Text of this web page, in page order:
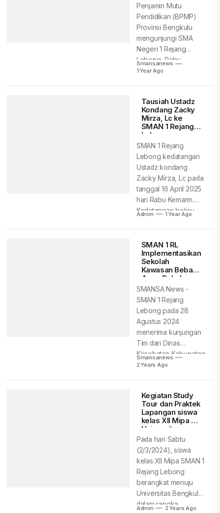
Penjamin Mutu
Pendidikan (BPMP)
Provinsi Bengkulu
mengunjungi SMA
Negeri 1 Rejang
Lebong, Rabu
03/06/2025, dalam
Smansanews
1 Year Ago
Tausiah Ustadz
Kondang Zacky
Mirza, Lc ke
SMAN 1 Rejang
Lebong
SMAN 1 Rejang
Lebong kedatangan
Ustadz kondang
Zacky Mirza, Lc pada
tanggal 16 April 2025
hari Rabu Kemarin.
Kedatangan beliau...
Admin 1 Year Ago
SMAN 1 RL
Implementasikan
Sekolah
Kawasan Bebas
Asap Rokok
SMANSA News -
SMAN 1 Rejang
Lebong pada 28
Agustus 2024
menerima kunjungan
Tim dari Dinas
Kesehatan Kabupaten
Rejang Lebong...
Smansanews
2 Years Ago
Kegiatan Study
Tour dan Praktek
Lapangan siswa
kelas XII Mipa di
Universitas
Bengkulu
Pada hari Sabtu
(2/3/2024), siswa
kelas XII Mipa SMAN 1
Rejang Lebong
berangkat menuju
Universitas Bengkulu
dalam rangka
Admin 2 Years Ago